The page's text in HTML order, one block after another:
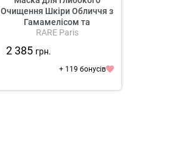
Очищення Шкіри Обличчя з
Гамамелісом та
Екстрактом Мальви RARE
Cleaning Face Mask
RARE Paris
2 385 грн.
+ 119 бонусів